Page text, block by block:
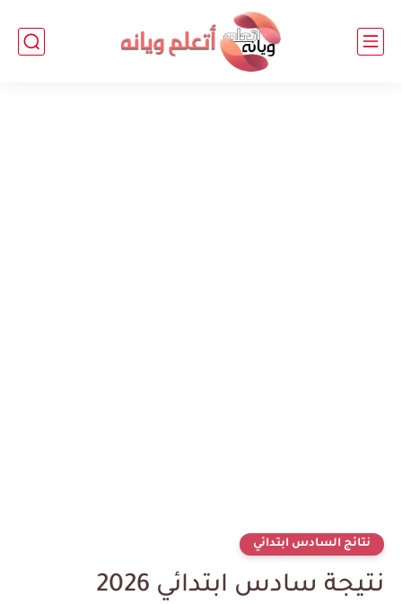
نتائج السادس ابتدائي
نتيجة سادس ابتدائي 2026